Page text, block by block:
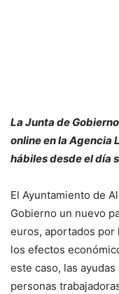
La Junta de
online en la Agencia
hábiles desde el día
El Ayuntamiento de
Gobierno un nuevo
euros, aportados por
los efectos
este caso, las
personas